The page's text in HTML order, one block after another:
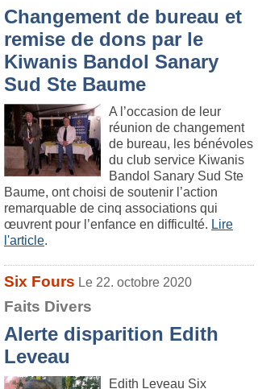
Changement de bureau et
remise de dons par le
Kiwanis Bandol Sanary
Sud Ste Baume
A l’occasion de leur
réunion de changement
de bureau, les bénévoles
du club service Kiwanis
Bandol Sanary Sud Ste
Baume, ont choisi de soutenir l’action
remarquable de cinq associations qui
œuvrent pour l’enfance en difficulté. Lire
l'article.
Six Fours Le 22. octobre 2020
Faits Divers
Alerte disparition Edith
Leveau
Edith Leveau Six